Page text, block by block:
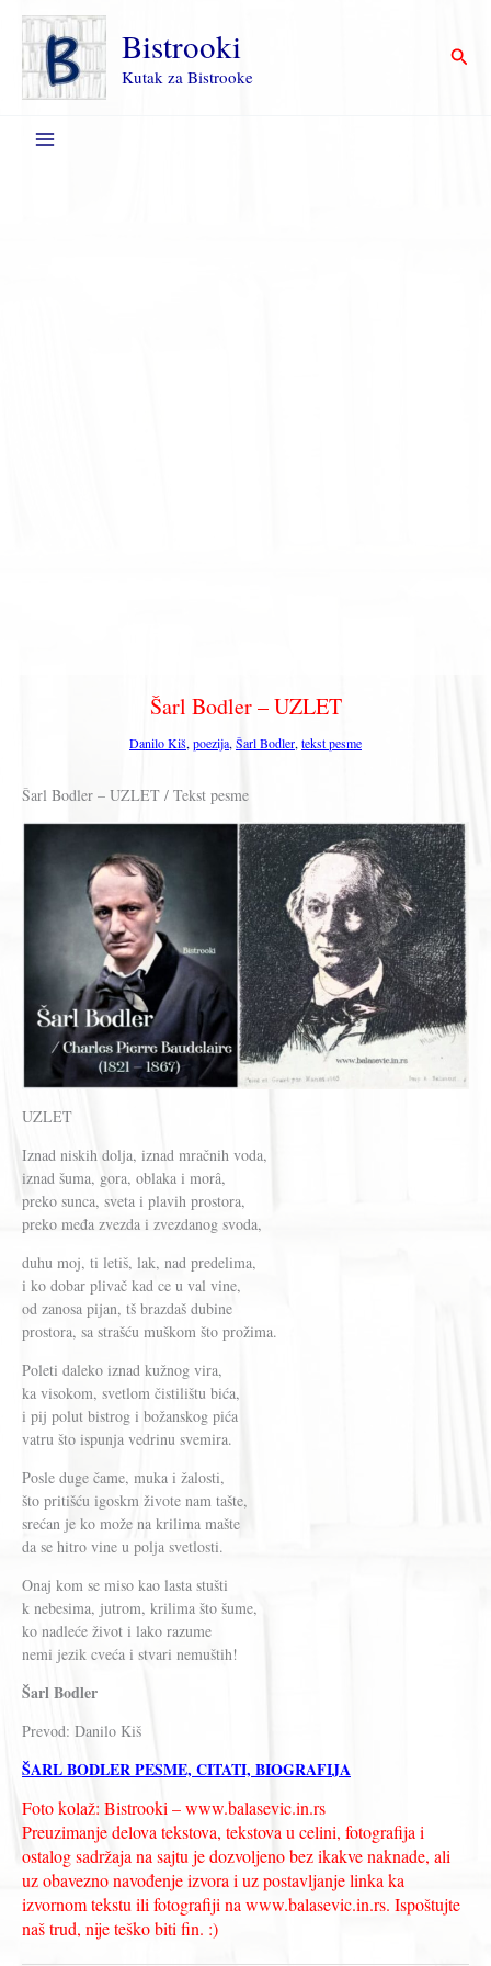
Пређи
садржај
Bistrooki
Kutak za Bistrooke
Šarl Bodler – UZLET
Danilo Kiš, poezija, Šarl Bodler, tekst pesme
Šarl Bodler – UZLET / Tekst pesme
UZLET
Iznad niskih dolja, iznad mračnih voda,
iznad šuma, gora, oblaka i morâ,
preko sunca, sveta i plavih prostora,
preko međa zvezda i zvezdanog svoda,
duhu moj, ti letiš, lak, nad predelima,
i ko dobar plivač kad ce u val vine,
od zanosa pijan, tš brazdaš dubine
prostora, sa strašću muškom što prožima.
Poleti daleko iznad kužnog vira,
ka visokom, svetlom čistilištu bića,
i pij polut bistrog i božanskog pića
vatru što ispunja vedrinu svemira.
Posle duge čame, muka i žalosti,
što pritišću igoskm živote nam tašte,
srećan je ko može na krilima mašte
da se hitro vine u polja svetlosti.
Onaj kom se miso kao lasta stušti
k nebesima, jutrom, krilima što šume,
ko nadleće život i lako razume
nemi jezik cveća i stvari nemuštih!
Šarl Bodler
Prevod: Danilo Kiš
ŠARL BODLER PESME, CITATI, BIOGRAFIJA
Foto kolaž: Bistrooki – www.balasevic.in.rs
Preuzimanje delova tekstova, tekstova u celini, fotografija i
ostalog sadržaja na sajtu je dozvoljeno bez ikakve naknade, ali
uz obavezno navođenje izvora i uz postavljanje linka ka
izvornom tekstu ili fotografiji na www.balasevic.in.rs. Ispoštujte
naš trud, nije teško biti fin. :)